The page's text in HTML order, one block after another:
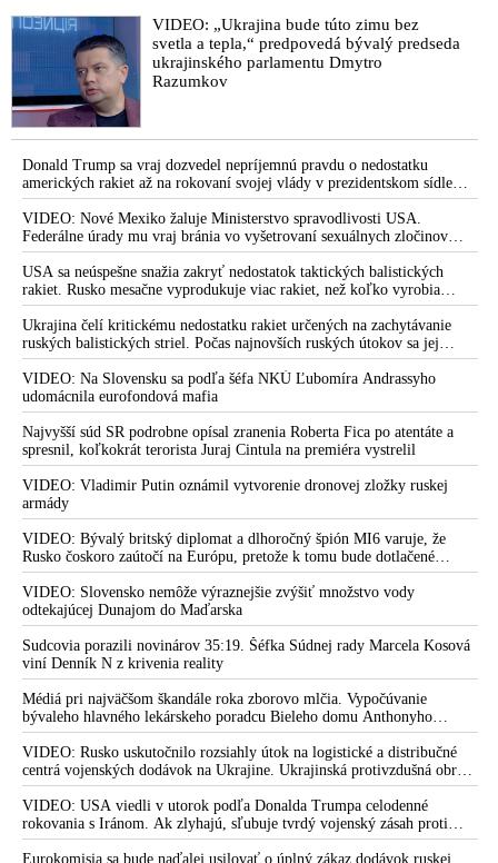
že USA Ukrajine nedodajú protiraketové
systémy Patriot
VIDEO: „Ukrajina bude túto zimu bez
svetla a tepla,“ predpovedá bývalý predseda
ukrajinského parlamentu Dmytro
Razumkov
Donald Trump sa vraj dozvedel nepríjemnú pravdu o nedostatku
amerických rakiet až na rokovaní svojej vlády v prezidentskom sídle
Camp David v Marylande, a preto musel odložiť plánované útoky na
Irán. Prezident USA sa pre to údajne pohádal so šéfom Pentagónu, lebo
bol presvedčený o opaku
VIDEO: Nové Mexiko žaluje Ministerstvo spravodlivosti USA.
Federálne úrady mu vraj bránia vo vyšetrovaní sexuálnych zločinov
organizátora pedofilnej siete Jeffreyho Epsteina. Ten mal nariadiť, aby
dve dievčatá zo zahraničia, ktoré boli uškrtené počas drsného
fetišistického sexu, pochovali v blízkosti jeho ranča v tomto americkom
štáte
USA sa neúspešne snažia zakryť nedostatok taktických balistických
rakiet. Rusko mesačne vyprodukuje viac rakiet, než koľko vyrobia
všetci producenti systémov Patriot dohromady
Ukrajina čelí kritickému nedostatku rakiet určených na zachytávanie
ruských balistických striel. Počas najnovších ruských útokov sa jej
nepodarilo zostreliť ani jednu. Volodymyr Zelenskyj sa v zúfalstve snaží
prostredníctvom NATO zabezpečiť ich dodávky
VIDEO: Na Slovensku sa podľa šéfa NKÚ Ľubomíra Andrassyho
udomácnila eurofondová mafia
Najvyšší súd SR podrobne opísal zranenia Roberta Fica po atentáte a
spresnil, koľkokrát terorista Juraj Cintula na premiéra vystrelil
VIDEO: Vladimir Putin oznámil vytvorenie dronovej zložky ruskej
armády
VIDEO: Bývalý britský diplomat a dlhoročný špión MI6 varuje, že
Rusko čoskoro zaútočí na Európu, pretože k tomu bude dotlačené
rovnako, ako bolo dotlačené k invázii na Ukrajinu v roku 2022.
Zelenskyj medzitým v Kyjeve naliehal na zhromaždených diplomatov,
aby vo svete zháňali energie pre Ukrajinu na zimu. Putin vraj bude
mobilizovať a vojna sa do zimy pravdepodobne neskončí
VIDEO: Slovensko nemôže výraznejšie zvýšiť množstvo vody
odtekajúcej Dunajom do Maďarska
Sudcovia porazili novinárov 35:19. Šéfka Súdnej rady Marcela Kosová
viní Denník N z krivenia reality
Médiá pri najväčšom škandále roka zborovo mlčia. Vypočúvanie
bývaleho hlavného lekárskeho poradcu Bieleho domu Anthonyho
Fauciho pred výborom amerického Senátu väčšina médií ignorovala
VIDEO: Rusko uskutočnilo rozsiahly útok na logistické a distribučné
centrá vojenských dodávok na Ukrajine. Ukrajinská protivzdušná obrana
nedokázala počas ničivého nočného útoku na Kyjev a jeho okolie
zachytiť ani jednu ruskú raketu
VIDEO: USA viedli v utorok podľa Donalda Trumpa celodenné
rokovania s Iránom. Ak zlyhajú, sľubuje tvrdý vojenský zásah proti
Teheránu
Eurokomisia sa bude naďalej usilovať o úplný zákaz dodávok ruskej